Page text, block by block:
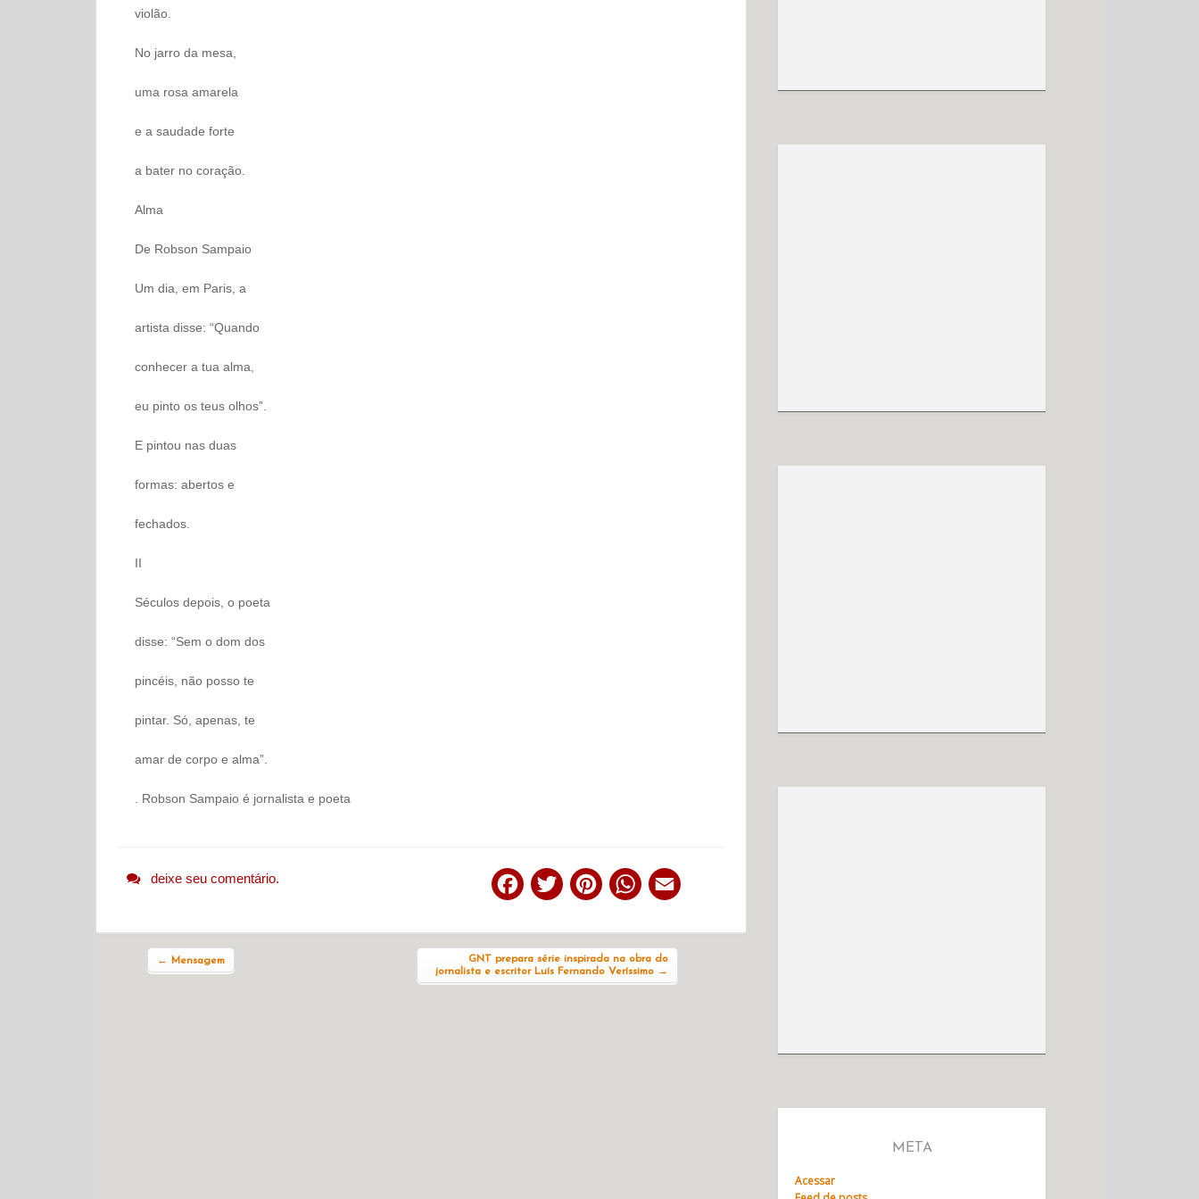
violão.
No jarro da mesa,
uma rosa amarela
e a saudade forte
a bater no coração.
Alma
De Robson Sampaio
Um dia, em Paris, a
artista disse: “Quando
conhecer a tua alma,
eu pinto os teus olhos”.
E pintou nas duas
formas: abertos e
fechados.
II
Séculos depois, o poeta
disse: “Sem o dom dos
pincéis, não posso te
pintar. Só, apenas, te
amar de corpo e alma”.
. Robson Sampaio é jornalista e poeta
deixe seu comentário.
Facebook
Twitter PinterestWhatsApp
← Mensagem
GNT prepara série inspirada na obra do
jornalista e escritor Luís Fernando Veríssimo →
META
Acessar